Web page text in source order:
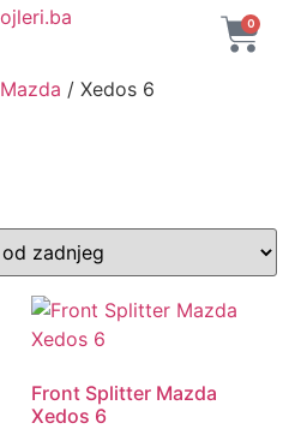
0
Mazda / Xedos 6
Front Splitter Mazda
Xedos 6